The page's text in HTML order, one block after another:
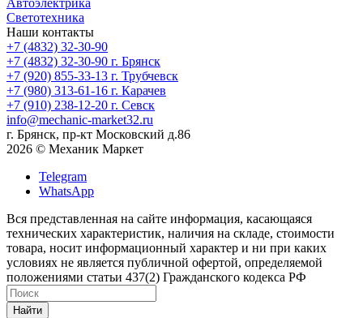
Автоэлектрика
Светотехника
Наши контакты
+7 (4832) 32-30-90
+7 (4832) 32-30-90 г. Брянск
+7 (920) 855-33-13 г. Трубчевск
+7 (980) 313-61-16 г. Карачев
+7 (910) 238-12-20 г. Севск
info@mechanic-market32.ru
г. Брянск, пр-кт Московский д.86
2026 © Механик Маркет
Telegram
WhatsApp
Вся представленная на сайте информация, касающаяся
технических характеристик, наличия на складе, стоимости
товара, носит информационный характер и ни при каких
условиях не является публичной офертой, определяемой
положениями статьи 437(2) Гражданского кодекса РФ
Найти